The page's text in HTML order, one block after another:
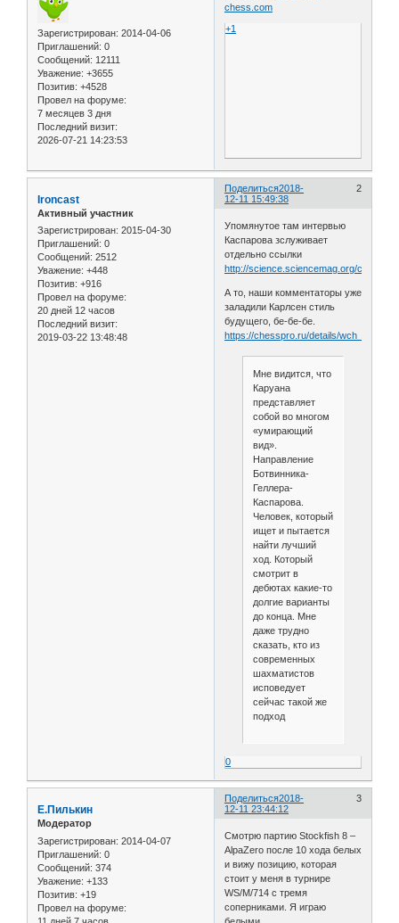
Зарегистрирован: 2014-04-06
Приглашений: 0
Сообщений: 12111
Уважение: +3655
Позитив: +4528
Провел на форуме:
7 месяцев 3 дня
Последний визит:
2026-07-21 14:23:53
chess.com
+1
Поделиться 2
2018-
12-11 15:49:38
Ironcast
Активный участник
Зарегистрирован: 2015-04-30
Приглашений: 0
Сообщений: 2512
Уважение: +448
Позитив: +916
Провел на форуме:
20 дней 12 часов
Последний визит:
2019-03-22 13:48:48
Упомянутое там интервью
Каспарова зслуживает
отдельно ссылки
http://science.sciencemag.org/content/
А то, наши комментaторы уже
заладили Карлсен стиль
будущего, бе-бе-бе.
https://chesspro.ru/details/
Мне видится, что
Каруана
представляет
собой во многом
«умирающий
вид».
Направление
Ботвинника-
Геллера-
Каспарова.
Человек, который
ищет и пытается
найти лучший
ход. Который
смотрит в
дебютах какие-то
долгие варианты
до конца. Мне
даже трудно
сказать, кто из
современных
шахматистов
исповедует
сейчас такой же
подход
0
Поделиться 3
2018-
12-11 23:44:12
Е.Пилькин
Модератор
Зарегистрирован: 2014-04-07
Приглашений: 0
Сообщений: 374
Уважение: +133
Позитив: +19
Провел на форуме:
Смотрю партию Stockfish 8 –
AlpaZero после 10 хода белых
и вижу позицию, которая
стоит у меня в турнире
WS/M/714 с тремя
соперниками. Я играю